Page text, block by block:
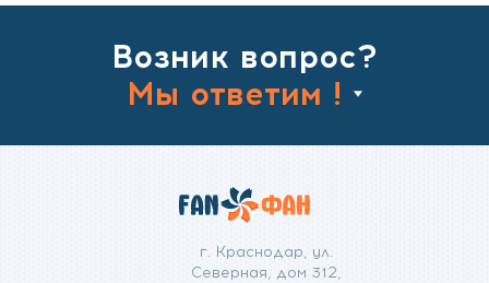
Возник вопрос?
Мы ответим !
г. Краснодар, ул.
Северная, дом 312,